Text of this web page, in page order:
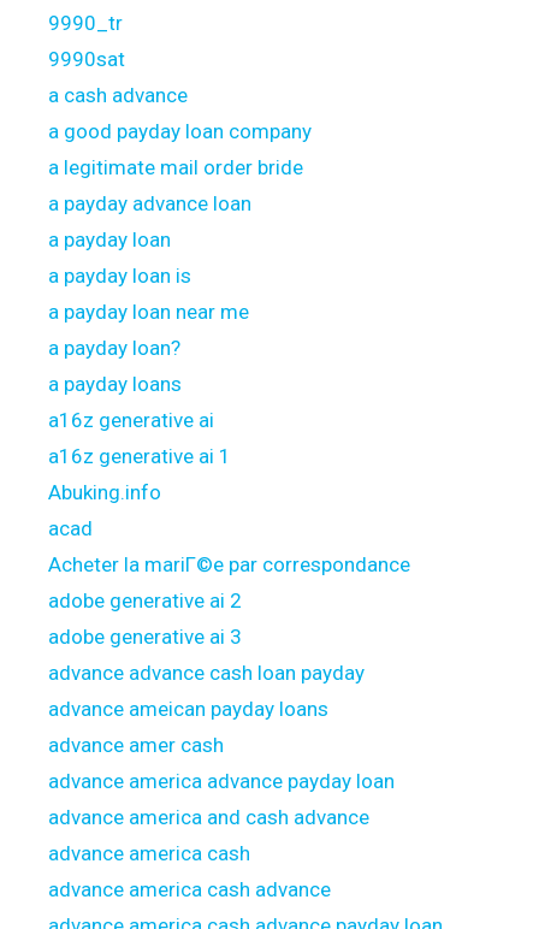
9990_tr
9990sat
a cash advance
a good payday loan company
a legitimate mail order bride
a payday advance loan
a payday loan
a payday loan is
a payday loan near me
a payday loan?
a payday loans
a16z generative ai
a16z generative ai 1
Abuking.info
acad
Acheter la mariГ©e par correspondance
adobe generative ai 2
adobe generative ai 3
advance advance cash loan payday
advance ameican payday loans
advance amer cash
advance america advance payday loan
advance america and cash advance
advance america cash
advance america cash advance